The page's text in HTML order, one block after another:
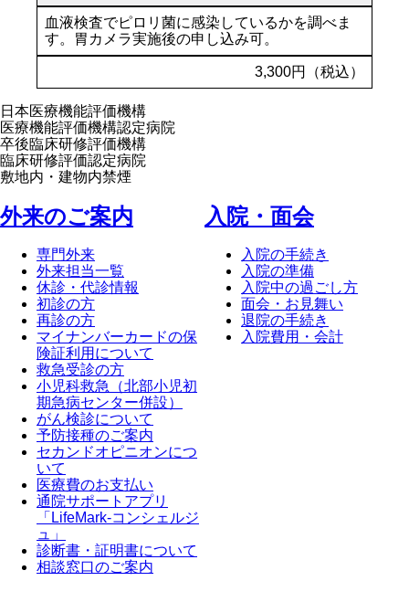
血液検査でピロリ菌に感染しているかを調べま
す。胃カメラ実施後の申し込み可。
3,300円（税込）
日本医療機能評価機構
医療機能評価機構認定病院
卒後臨床研修評価機構
臨床研修評価認定病院
敷地内・建物内禁煙
外来のご案内
専門外来
外来担当一覧
休診・代診情報
初診の方
再診の方
マイナンバーカードの保
険証利用について
救急受診の方
小児科救急（北部小児初
期急病センター併設）
がん検診について
予防接種のご案内
セカンドオピニオンにつ
いて
医療費のお支払い
通院サポートアプリ
「LifeMark-コンシェルジ
ュ」
診断書・証明書について
相談窓口のご案内
⼊院・⾯会
入院の手続き
入院の準備
入院中の過ごし方
面会・お見舞い
退院の手続き
入院費用・会計